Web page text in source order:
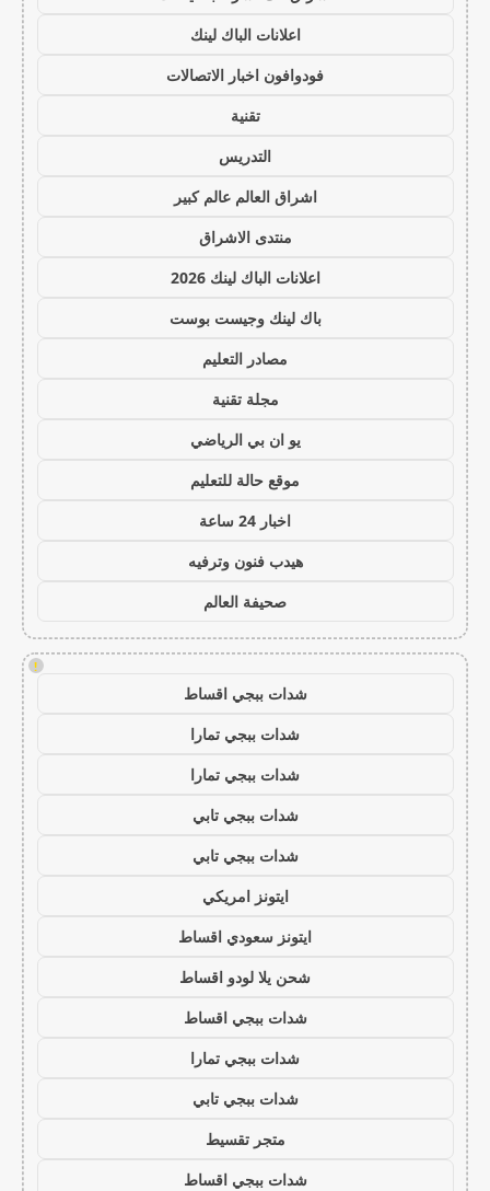
اعلانات الباك لينك
فودوافون اخبار الاتصالات
تقنية
التدريس
اشراق العالم عالم كبير
منتدى الاشراق
اعلانات الباك لينك 2026
باك لينك وجيست بوست
مصادر التعليم
مجلة تقنية
يو ان بي الرياضي
موقع حالة للتعليم
اخبار 24 ساعة
هيدب فنون وترفيه
صحيفة العالم
!
شدات ببجي اقساط
شدات ببجي تمارا
شدات ببجي تمارا
شدات ببجي تابي
شدات ببجي تابي
ايتونز امريكي
ايتونز سعودي اقساط
شحن يلا لودو اقساط
شدات ببجي اقساط
شدات ببجي تمارا
شدات ببجي تابي
متجر تقسيط
شدات ببجي اقساط